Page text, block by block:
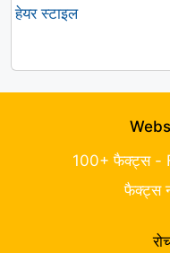
हेयर स्टाइल
100+ फैक्ट्स -
फैक्ट्स